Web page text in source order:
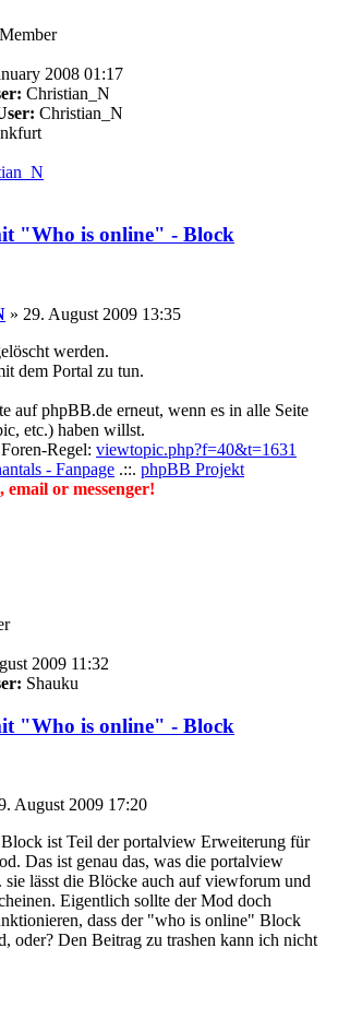
2008 01:17
Christian_N
Christian_N
"Who is online" - Block
» 29. August 2009 13:35
werden.
dem Portal zu tun.
auf phpBB.de erneut, wenn es in alle Seite
etc.) haben willst.
Regel: viewtopic.php?f=40&t=1631
- Fanpage .::. phpBB Projekt
or messenger!
2009 11:32
Shauku
"Who is online" - Block
August 2009 17:20
ist Teil der portalview Erweiterung für
Das ist genau das, was die portalview
lässt die Blöcke auch auf viewforum und
Eigentlich sollte der Mod doch
dass der "who is online" Block
oder? Den Beitrag zu trashen kann ich nicht